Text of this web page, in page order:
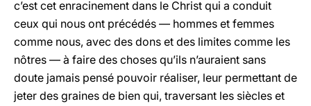
c’est cet enracinement dans le Christ qui a conduit
ceux qui nous ont précédés — hommes et femmes
comme nous, avec des dons et des limites comme les
nôtres — à faire des choses qu’ils n’auraient sans
doute jamais pensé pouvoir réaliser, leur permettant de
jeter des graines de bien qui, traversant les siècles et